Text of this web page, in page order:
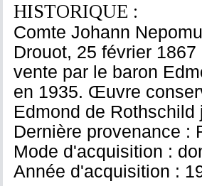
HISTORIQUE :
Comte Johann
Drouot, 25 février
vente par le baron
en 1935. Œuvre
Edmond de Rothschild
Dernière provenance :
Mode d'acquisition :
Année d'acquisition :